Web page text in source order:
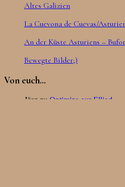
Altes Galizien
La Cuevona de Cuevas/
An der Küste Asturiens –
Bewegte Bilder;)
Von euch…
Jörg zu Optimize our Elliod